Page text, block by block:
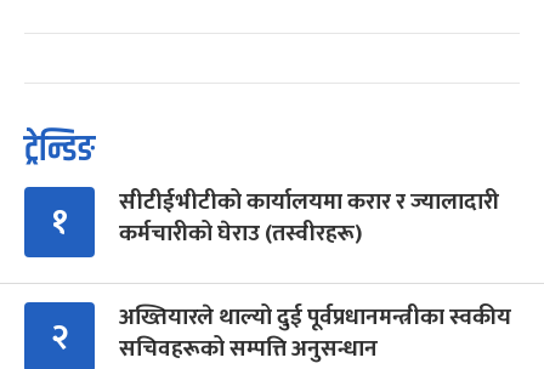
ट्रेन्डिङ
१
सीटीईभीटीको कार्यालयमा करार र ज्यालादारी
कर्मचारीको घेराउ (तस्वीरहरू)
२
अख्तियारले थाल्यो दुई पूर्वप्रधानमन्त्रीका स्वकीय
सचिवहरूको सम्पत्ति अनुसन्धान